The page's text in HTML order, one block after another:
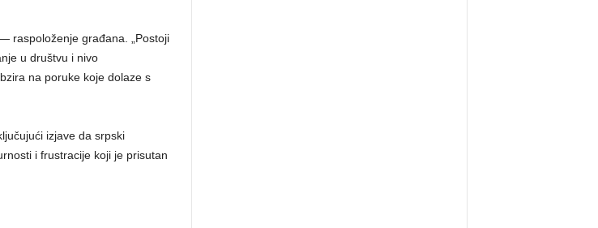
raspoloženje građana. „Postoji
u društvu i nivo
na poruke koje dolaze s
izjave da srpski
i frustracije koji je prisutan